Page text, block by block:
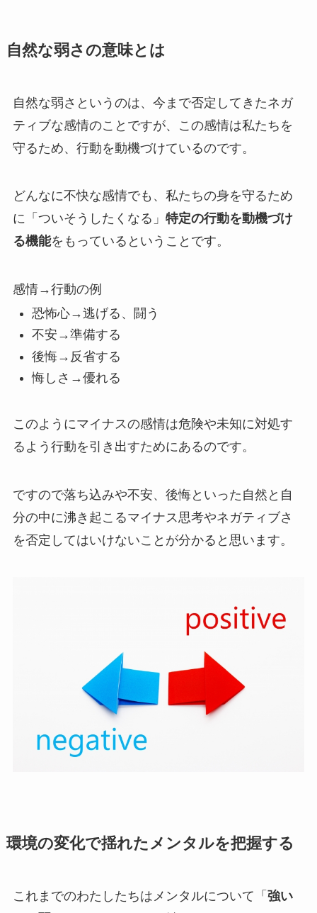
自然な弱さの意味とは
自然な弱さというのは、今まで否定してきたネガ
ティブな感情のことですが、この感情は私たちを
守るため、行動を動機づけているのです。
どんなに不快な感情でも、私たちの身を守るため
に「ついそうしたくなる」 特定の行動を動機づけ
る機能をもっているということです。
感情→行動の例
恐怖心→逃げる、闘う
不安→準備する
後悔→反省する
悔しさ→優れる
このようにマイナスの感情は危険や未知に対処す
るよう行動を引き出すためにあるのです。
ですので落ち込みや不安、後悔といった自然と自
分の中に沸き起こるマイナス思考やネガティブさ
を否定してはいけないことが分かると思います。
環境の変化で揺れたメンタルを把握する
これまでのわたしたちはメンタルについて「 強い